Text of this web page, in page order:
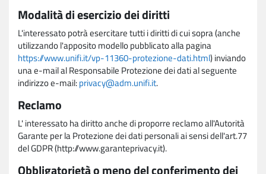
Modalità di esercizio dei diritti
L'interessato potrà esercitare tutti i diritti di cui sopra (anche
utilizzando l'apposito modello pubblicato alla pagina
https://www.unifi.it/vp-11360-protezione-dati.html) inviando
una e-mail al Responsabile Protezione dei dati al seguente
indirizzo e-mail:privacy@adm.unifi.it.
Reclamo
L' interessato ha diritto anche di proporre reclamo all'Autorità
Garante per la Protezione dei dati personali ai sensi dell'art.77
del GDPR (http://www.garanteprivacy.it).
Obbligatorietà o meno del conferimento dei